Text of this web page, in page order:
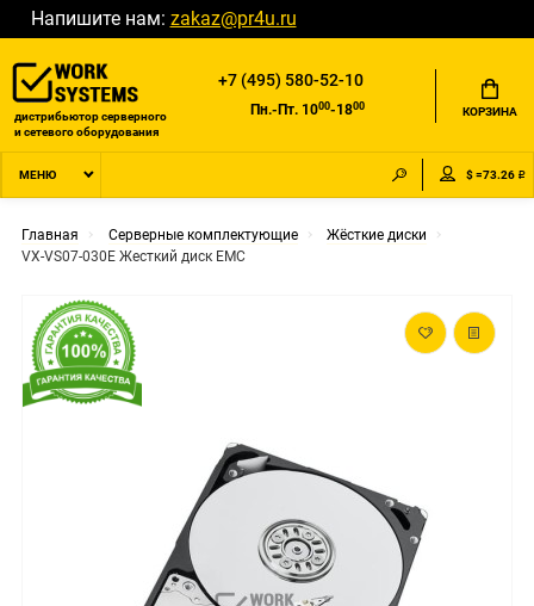
Напишите нам: zakaz@pr4u.ru
дистрибьютор серверного
и сетевого оборудования
+7 (495) 580-52-10
Пн.-Пт. 1000-1800 КОРЗИНА
МЕНЮ $ =73.26 ₽
Главная Серверные комплектующие
Жёсткие диски
VX-VS07-030E Жесткий диск EMC